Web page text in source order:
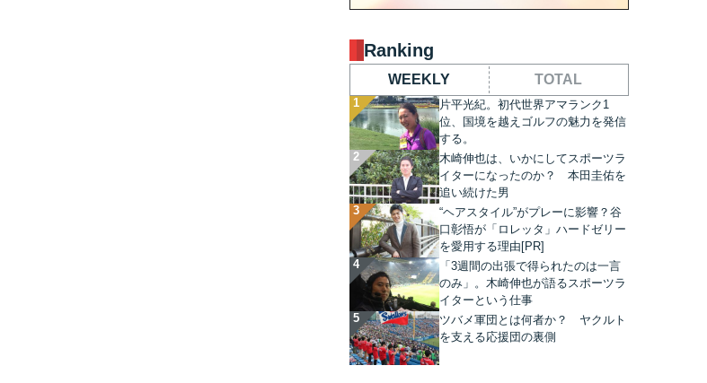
Ranking
WEEKLY TOTAL
片平光紀。初代世界アマランク1
位、国境を越えゴルフの魅力を発信
する。
木崎伸也は、いかにしてスポーツラ
イターになったのか？ 本田圭佑を
追い続けた男
“ヘアスタイル”がプレーに影響？谷
口彰悟が「ロレッタ」ハードゼリー
を愛用する理由[PR]
「3週間の出張で得られたのは一言
のみ」。木崎伸也が語るスポーツラ
イターという仕事
ツバメ軍団とは何者か？ ヤクルト
を支える応援団の裏側